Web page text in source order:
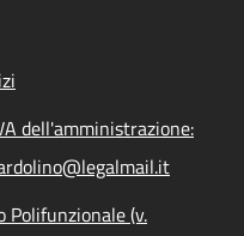
dell'amministrazione:
Polifunzionale (v.